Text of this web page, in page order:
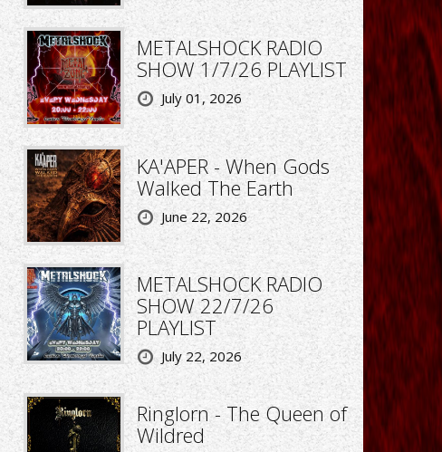
METALSHOCK RADIO
SHOW 1/7/26 PLAYLIST
July 01, 2026
KA'APER - When Gods
Walked The Earth
June 22, 2026
METALSHOCK RADIO
SHOW 22/7/26
PLAYLIST
July 22, 2026
Ringlorn - The Queen of
Wildred